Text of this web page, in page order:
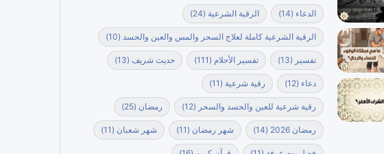
الدعاء (14) الرقية الشرعية (24)
الرقية الشرعية كاملة لعلاج السحر والمس والعين والحسد (10)
تفسير (13) تفسير الأحلام (111) حديث شريف(13)
دعاء (12) رقية شرعية (11)
رقية شرعية للعين والحسد والسحر (12) رمضان (25)
رمضان 2026 (14) شهر رمضان (11) شهر شعبان (11)